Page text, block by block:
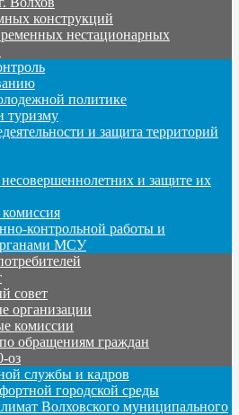
конструкций
нестационарных
политике
туризму
и защита территорий
и защите их
контрольной работы и
МСУ
совет
организации
комиссии
обращениям граждан
оз
службы и кадров
городской среды
Волховского муниципального